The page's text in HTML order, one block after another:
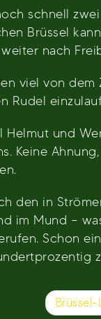
schnell
Brüssel
nach
viel von
Rudel
Helmut und
Keine
den in
im Mund –
Schon